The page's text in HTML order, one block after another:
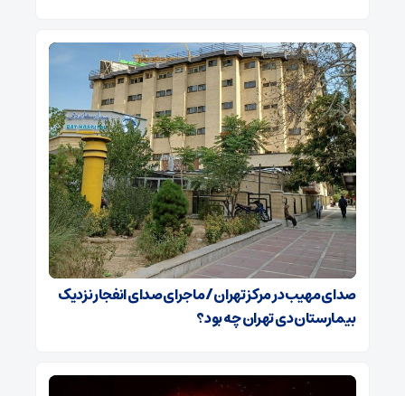
صدای مهیب در مرکز تهران / ماجرای صدای انفجار نزدیک
بیمارستان دی تهران چه بود؟